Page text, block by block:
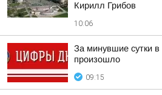
Кирилл Грибов
10:06
За минувшие сутки
произошло
09:15